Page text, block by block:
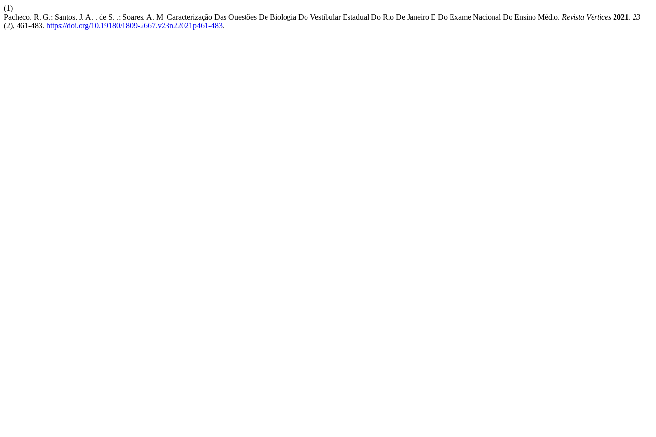
(1)
Pacheco, R. G.; Santos, J. A. . de S. .; Soares, A. M. Caracterização Das Questões De Biologia Do Vestibular Estadual Do Rio De Janeiro E Do Exame Nacional Do Ensino Médio. Revista Vértices 2021, 23
(2), 461-483. https://doi.org/10.19180/1809-2667.v23n22021p461-483.